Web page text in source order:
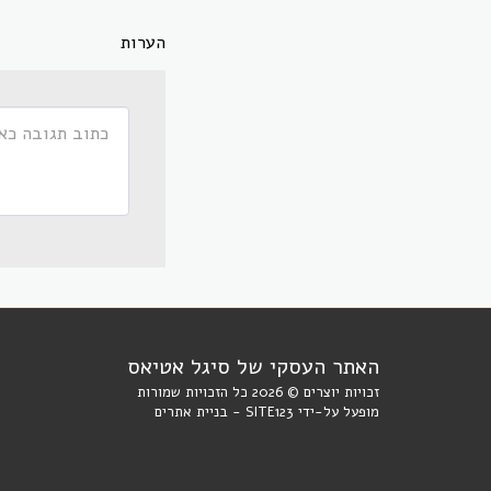
הערות
האתר העסקי של סיגל אטיאס
זכויות יוצרים © 2026 כל הזכויות שמורות
מופעל על-ידי SITE123
- בניית אתרים